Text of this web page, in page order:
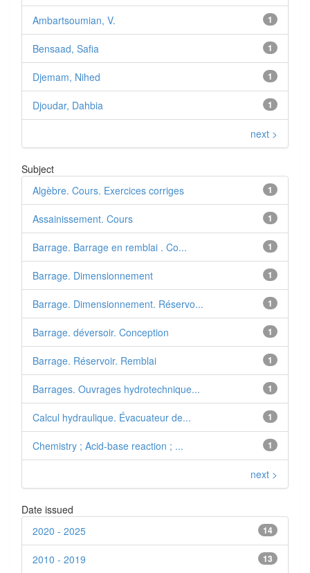
1
Ambartsoumian, V.
1
Bensaad, Safia
1
Djemam, Nihed
1
Djoudar, Dahbia
next >
Subject
1
Algèbre. Cours. Exercices corriges
1
Assainissement. Cours
1
Barrage. Barrage en remblai . Co...
1
Barrage. Dimensionnement
1
Barrage. Dimensionnement. Réservo...
1
Barrage. déversoir. Conception
1
Barrage. Réservoir. Remblai
1
Barrages. Ouvrages hydrotechnique...
1
Calcul hydraulique. Évacuateur de...
1
Chemistry ; Acid-base reaction ; ...
next >
Date issued
14
2020 - 2025
13
2010 - 2019